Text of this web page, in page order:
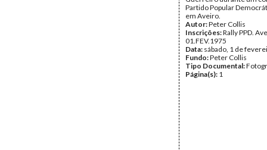
Partido Popular
em Aveiro.
Autor:Peter Collis
Inscrições:Rally PPD.
01.FEV.1975
Data: sábado, 1 de
Fundo:Peter Collis
Tipo Documental:
Página(s): 1